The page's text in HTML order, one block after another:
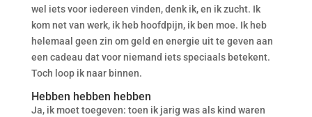
wel iets voor iedereen vinden, denk ik, en ik zucht. Ik
kom net van werk, ik heb hoofdpijn, ik ben moe. Ik heb
helemaal geen zin om geld en energie uit te geven aan
een cadeau dat voor niemand iets speciaals betekent.
Toch loop ik naar binnen.
Hebben hebben hebben
Ja, ik moet toegeven: toen ik jarig was als kind waren